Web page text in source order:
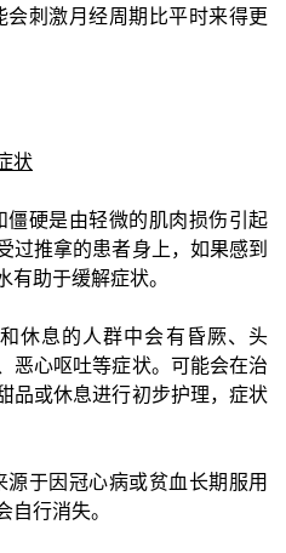
刺激月经周期比平时来得更
状
硬是由轻微的肌肉损伤引起
过推拿的患者身上，如果感到
助于缓解症状。
休息的人群中会有昏厥、头
恶心呕吐等症状。可能会在治
品或休息进行初步护理，症状
于因冠心病或贫血长期服用
行消失。